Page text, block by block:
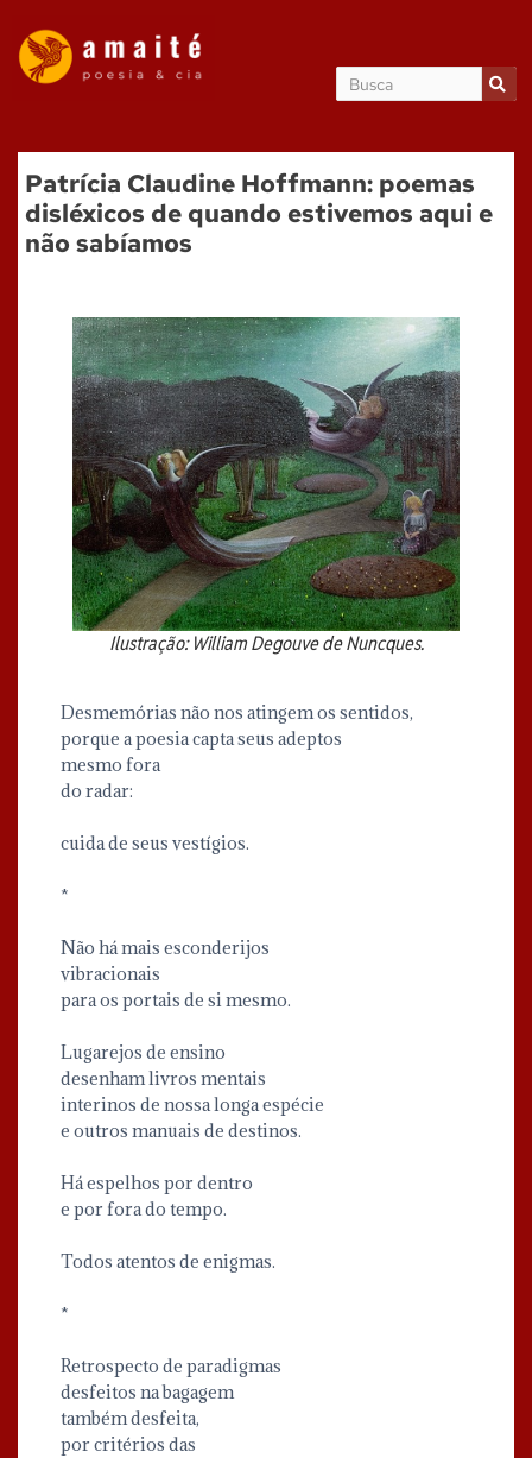
Patrícia Claudine Hoffmann: poemas
disléxicos de quando estivemos aqui e
não sabíamos
Ilustração: William Degouve de Nuncques.
Desmemórias não nos atingem os sentidos,
porque a poesia capta seus adeptos
mesmo fora
do radar:
cuida de seus vestígios.
*
Não há mais esconderijos
vibracionais
para os portais de si mesmo.
Lugarejos de ensino
desenham livros mentais
interinos de nossa longa espécie
e outros manuais de destinos.
Há espelhos por dentro
e por fora do tempo.
Todos atentos de enigmas.
*
Retrospecto de paradigmas
desfeitos na bagagem
também desfeita,
por critérios das